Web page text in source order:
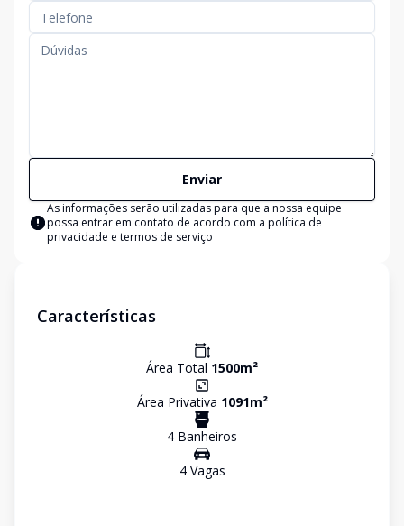
Enviar
As informações serão utilizadas para que a nossa equipe
possa entrar em contato de acordo com a política de
privacidade e termos de serviço
Características
Área Total 1500m²
Área Privativa 1091m²
4 Banheiros
4Vagas